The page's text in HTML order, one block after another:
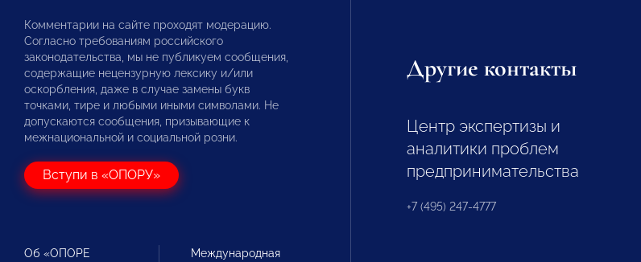
Комментарии на сайте проходят модерацию.
Согласно требованиям российского
законодательства, мы не публикуем сообщения,
содержащие нецензурную лексику и/или
оскорбления, даже в случае замены букв
точками, тире и любыми иными символами. Не
допускаются сообщения, призывающие к
межнациональной и социальной розни.
Вступи в «ОПОРУ»
Об «ОПОРЕ
Международная
Другие контакты
Центр экспертизы и
аналитики проблем
предпринимательства
+7 (495) 247-4777